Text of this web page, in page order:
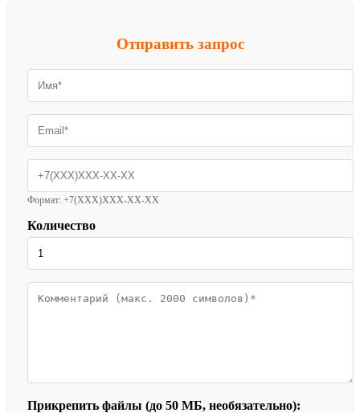
Отправить запрос
Формат: +7(XXX)XXX-XX-XX
Количество
Прикрепить файлы (до 50 МБ, необязательно):